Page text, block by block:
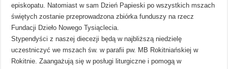
episkopatu. Natomiast w sam Dzień Papieski po wszystkich mszach
świętych zostanie przeprowadzona zbiórka funduszy na rzecz
Fundacji Dzieło Nowego Tysiąclecia.
Stypendyści z naszej diecezji będą w najbliższą niedzielę
uczestniczyć we mszach św. w parafii pw. MB Rokitniańskiej w
Rokitnie. Zaangażują się w posługi liturgiczne i pomogą w